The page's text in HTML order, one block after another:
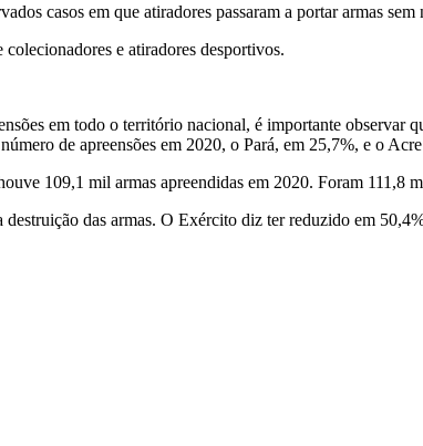
casos em que atiradores passaram a portar armas
e atiradores desportivos.
em todo o território nacional, é importante
de apreensões em 2020, o Pará, em 25,7%, e o
109,1 mil armas apreendidas em 2020. Foram 111,8
das armas. O Exército diz ter reduzido em